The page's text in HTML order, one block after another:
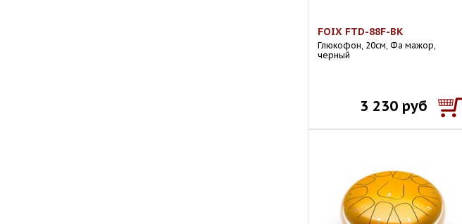
FOIX FTD-88F-BK
Глюкофон, 20см, Фа мажор,
черный
3 230 руб